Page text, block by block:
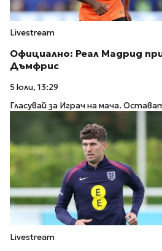
Livestream
Официално: Реал Мадрид
Дъмфрис
5 юли, 13:29
Гласувай за Играч на мача.
Livestream